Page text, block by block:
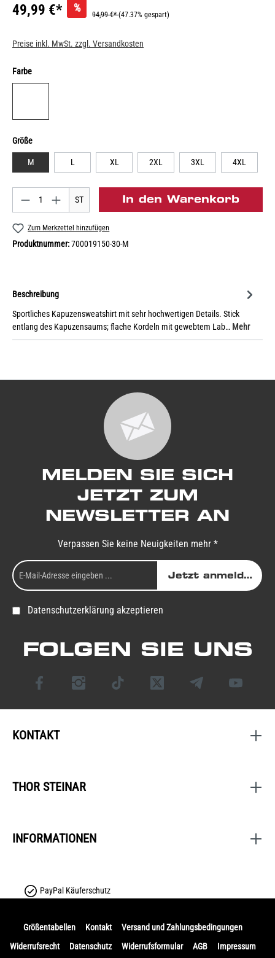
49,99 €* %
94,99 €*(47.37% gespart)
Preise inkl. MwSt. zzgl. Versandkosten
Farbe
Größe
M L XL 2XL 3XL 4XL
ST In den Warenkorb
Zum Merkzettel hinzufügen
Produktnummer:700019150-30-M
Beschreibung
Sportliches Kapuzensweatshirt mit sehr hochwertigen Details. Stick
entlang des Kapuzensaums; flache Kordeln mit gewebtem Lab… Mehr
MELDEN SIE SICH
JETZT ZUM
NEWSLETTER AN
Verpassen Sie keine Neuigkeiten mehr *
Jetzt anmelden
Datenschutzerklärung akzeptieren
FOLGEN SIE UNS
KONTAKT
THOR STEINAR
INFORMATIONEN
PayPal Käuferschutz
Größentabellen Kontakt
Versand und Zahlungsbedingungen
Widerrufsrecht
Datenschutz Widerrufsformular AGB Impressum